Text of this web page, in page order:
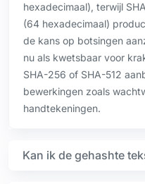
hexadecimaal), terwijl
(64 hexadecimaal)
de kans op botsingen
nu als kwetsbaar voor
SHA-256 of SHA-512
bewerkingen zoals
handtekeningen.
Kan ik de gehashte